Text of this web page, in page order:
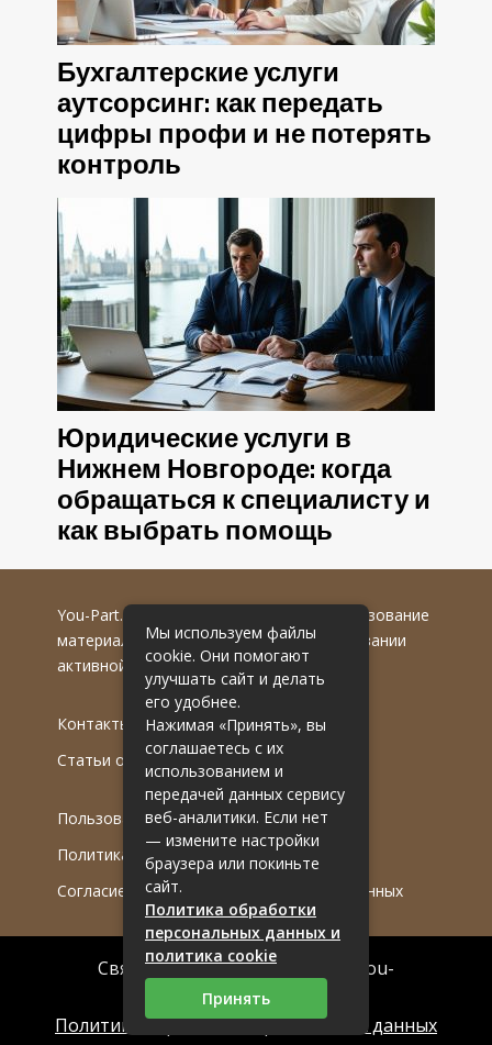
Бухгалтерские услуги
аутсорсинг: как передать
цифры профи и не потерять
контроль
Юридические услуги в
Нижнем Новгороде: когда
обращаться к специалисту и
как выбрать помощь
You-Part.ru
© 2016-2022 гг. Любое использование
материалов допускается только при указании
активной гиперссылки на первоисточник.
Контакты
Статьи от эксперта
Пользовательское соглашение
Политика обработки ПДн
Согласие на обработку персональных данных
Связаться с редакцией сайта: you-
part.ru@mailwebsite.ru
Политика обработки персональных данных
Мы используем файлы
cookie. Они помогают
улучшать сайт и делать
его удобнее.
Нажимая «Принять», вы
соглашаетесь с их
использованием и
передачей данных сервису
веб-аналитики. Если нет
— измените настройки
браузера или покиньте
сайт.
Политика обработки
персональных данных и
политика cookie
Принять